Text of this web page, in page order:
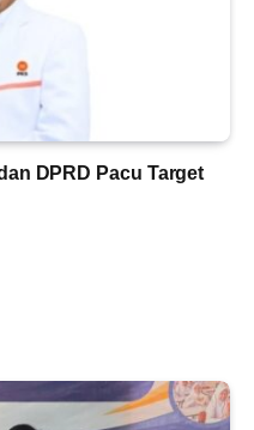
DPRD Pacu Target